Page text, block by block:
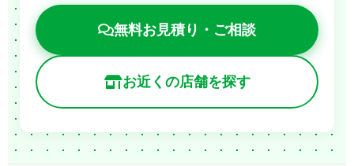
無料お見積り・ご相談
お近くの店舗を探す